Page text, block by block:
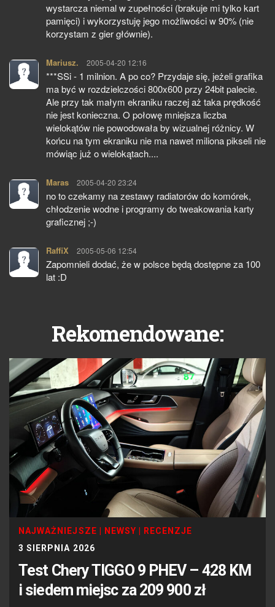
wystarcza niemal w zupełności (brakuje mi tylko kart
pamięci) i wykorzystuję jego możliwości w 90% (nie
korzystam z gier głównie).
Mariusz. pisze:
2005-04-20 12:16
***SSi - 1 milnion. A po co? Przydaje się, jeżeli grafika
ma być w rozdzielczości 800x600 przy 24bit palecie.
Ale przy tak małym ekraniku raczej aż taka prędkość
nie jest konieczna. O połowę mniejsza liczba
wielokątów nie powodowała by wizualnej różnicy. W
końcu na tym ekraniku nie ma nawet miliona pikseli nie
mówiąc już o wielokątach....
Maras pisze:
2005-04-20 23:24
no to czekamy na zestawy radiatorów do komórek,
chłodzenie wodne i programy do tweakowania karty
graficznej ;-)
RaffiX pisze:
2005-05-06 12:54
Zapomnieli dodać, że w polsce będą dostępne za 100
lat :D
Rekomendowane:
NAJWAŻNIEJSZE NEWSY
RECENZJE
3 SIERPNIA 2026
Test Chery TIGGO 9 PHEV – 428 KM
i siedem miejsc za 209 900 zł